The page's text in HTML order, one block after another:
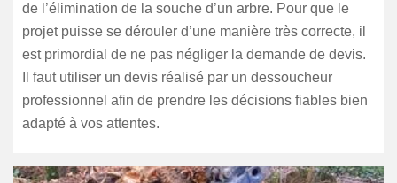
de l’élimination de la souche d’un arbre. Pour que le
projet puisse se dérouler d’une manière très correcte, il
est primordial de ne pas négliger la demande de devis.
Il faut utiliser un devis réalisé par un dessoucheur
professionnel afin de prendre les décisions fiables bien
adapté à vos attentes.